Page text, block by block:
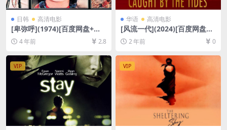
日韩 高清电影
[卑弥呼](1974)[百度网盘+迅
雷云盘资源1080P超清未删减]
[MP4/6GB][中文字幕]
4 年前 2.8
华语 高清电影
[风流一代](2024)[百度网盘
+夸克网盘1080P超清未删减
资源][网盘在线播放/下载][MP
4/4.2GB][中文字幕]
2 年前 0
VIP VIP